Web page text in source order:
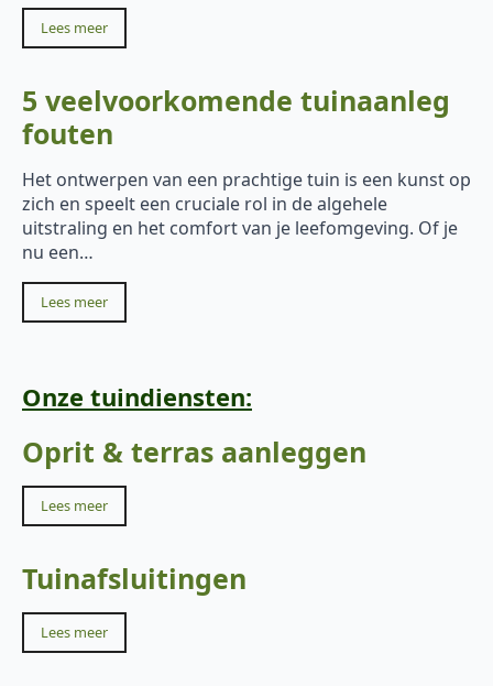
Lees meer
5 veelvoorkomende tuinaanleg
fouten
Het ontwerpen van een prachtige tuin is een kunst op
zich en speelt een cruciale rol in de algehele
uitstraling en het comfort van je leefomgeving. Of je
nu een…
Lees meer
Onze tuindiensten:
Oprit & terras aanleggen
Lees meer
Tuinafsluitingen
Lees meer